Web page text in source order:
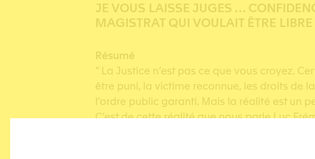
JE VOUS LAISSE JUGES …
MAGISTRAT QUI VOULAIT ÊTRE LIBRE
Résumé
” La Justice n’est pas ce que vous croyez.
être puni, la victime reconnue, les droits de
l’ordre public garanti. Mais la réalité est un
C’est de cette réalité que nous parle Luc